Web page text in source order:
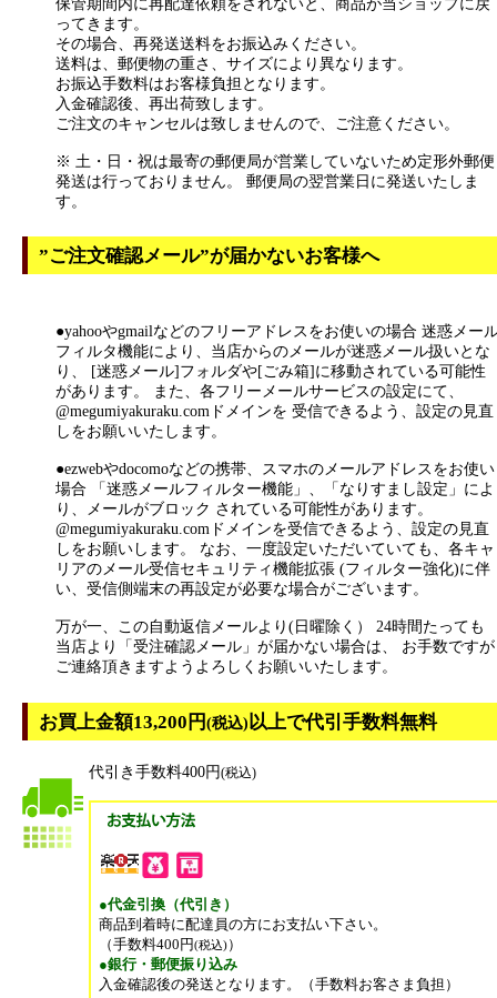
保管期間内に再配達依頼をされないと、商品が当ショップに戻
ってきます。
その場合、再発送送料をお振込みください。
送料は、郵便物の重さ、サイズにより異なります。
お振込手数料はお客様負担となります。
入金確認後、再出荷致します。
ご注文のキャンセルは致しませんので、ご注意ください。
※ 土・日・祝は最寄の郵便局が営業していないため定形外郵便
発送は行っておりません。 郵便局の翌営業日に発送いたしま
す。
”ご注文確認メール”が届かないお客様へ
●yahooやgmailなどのフリーアドレスをお使いの場合 迷惑メー
フィルタ機能により、当店からのメールが迷惑メール扱いとな
り、 [迷惑メール]フォルダや[ごみ箱]に移動されている可能性
があります。 また、各フリーメールサービスの設定にて、
@megumiyakuraku.comドメインを 受信できるよう、設定の見直
しをお願いいたします。
●ezwebやdocomoなどの携帯、スマホのメールアドレスをお使い
場合 「迷惑メールフィルター機能」、「なりすまし設定」によ
り、メールがブロック されている可能性があります。
@megumiyakuraku.comドメインを受信できるよう、設定の見直
しをお願いします。 なお、一度設定いただいていても、各キャ
リアのメール受信セキュリティ機能拡張 (フィルター強化)に伴
い、受信側端末の再設定が必要な場合がございます。
万が一、この自動返信メールより(日曜除く） 24時間たっても
当店より「受注確認メール」が届かない場合は、 お手数ですが
ご連絡頂きますようよろしくお願いいたします。
お買上金額13,200円(税込)以上で代引手数料無料
代引き手数料400円(税込)
●代金引換（代引き）
商品到着時に配達員の方にお支払い下さい。
（手数料400円(税込)）
●銀行・郵便振り込み
入金確認後の発送となります。（手数料お客さま負担）